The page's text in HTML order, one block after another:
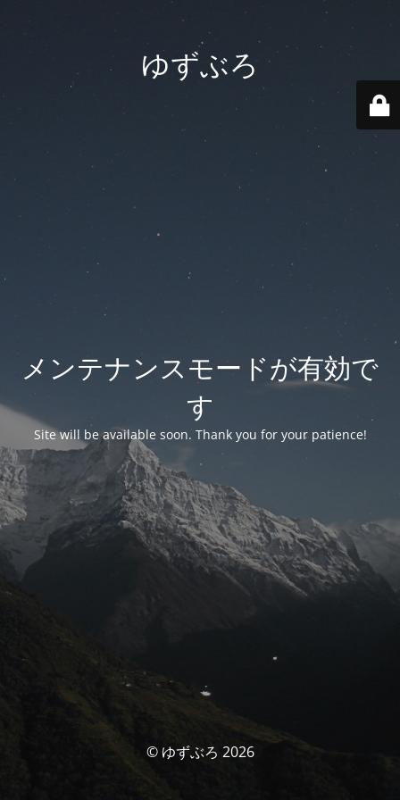
ゆずぶろ
メンテナンスモードが有効で
す
Site will be available soon. Thank you for your patience!
© ゆずぶろ 2026